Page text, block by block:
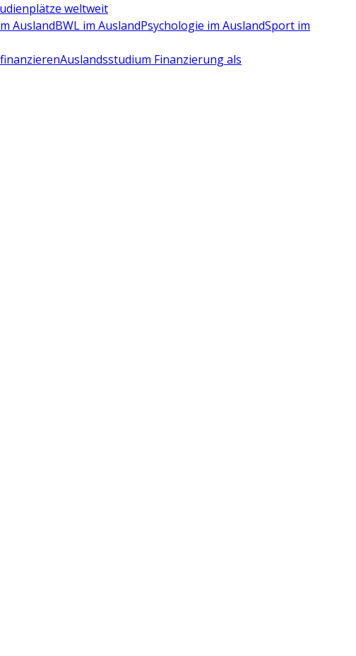
weltweit
AuslandBWL im AuslandPsychologie im AuslandSport im
Auslandsstudium Finanzierung als